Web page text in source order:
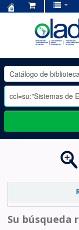
OLADE
-
Su búsqueda